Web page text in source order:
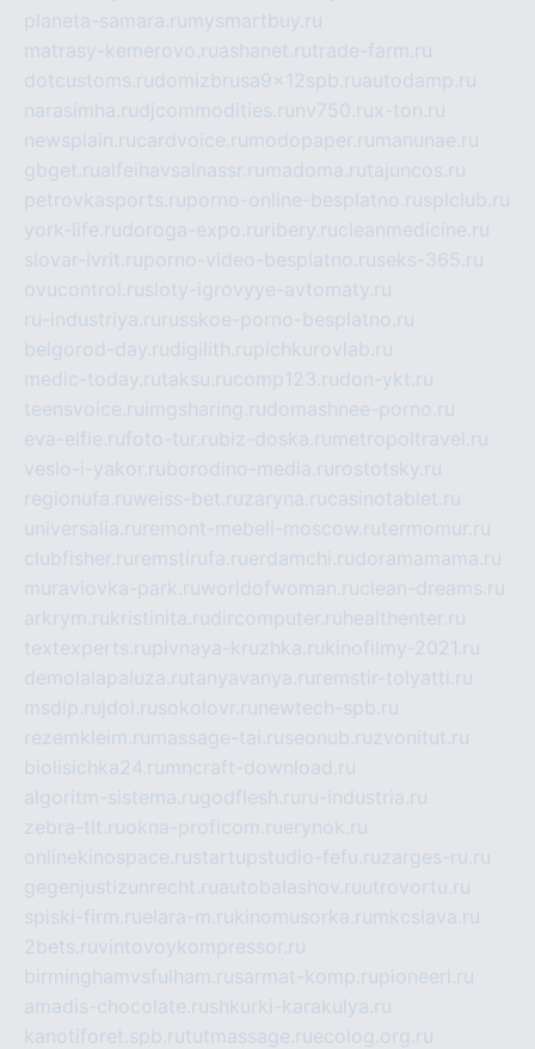
planeta-samara.ru mysmartbuy.ru
matrasy-kemerovo.ruashanet.rutrade-farm.ru
dotcustoms.rudomizbrusa9x12spb.ruautodamp.ru
narasimha.rudjcommodities.ru nv750.rux-ton.ru
newsplain.rucardvoice.ru modopaper.ru manunae.ru
gbget.rualfeihavsalnassr.ru madoma.rutajuncos.ru
petrovkasports.ruporno-online-besplatno.rusplclub.ru
york-life.rudoroga-expo.ru ribery.rucleanmedicine.ru
slovar-ivrit.ruporno-video-besplatno.ruseks-365.ru
ovucontrol.rusloty-igrovyye-avtomaty.ru
ru-industriya.ru russkoe-porno-besplatno.ru
belgorod-day.rudigilith.rupichkurovlab.ru
medic-today.rutaksu.rucomp123.rudon-ykt.ru
teensvoice.ru imgsharing.rudomashnee-porno.ru
eva-elfie.rufoto-tur.rubiz-doska.ru metropoltravel.ru
veslo-i-yakor.ruborodino-media.ru rostotsky.ru
regionufa.ruweiss-bet.ruzaryna.rucasinotablet.ru
universalia.ru remont-mebeli-moscow.rutermomur.ru
clubfisher.ru remstirufa.ruerdamchi.rudoramamama.ru
muraviovka-park.ruworldofwoman.ruclean-dreams.ru
arkrym.rukristinita.rudircomputer.ru healthenter.ru
textexperts.rupivnaya-kruzhka.rukinofilmy-2021.ru
demolalapaluza.rutanyavanya.ru remstir-tolyatti.ru
msdip.ru jdol.rusokolovr.ru newtech-spb.ru
rezemkleim.ru massage-tai.ruseonub.ruzvonitut.ru
biolisichka24.ru mncraft-download.ru
algoritm-sistema.rugodflesh.ru ru-industria.ru
zebra-tlt.ruokna-proficom.ruerynok.ru
onlinekinospace.rustartupstudio-fefu.ruzarges-ru.ru
gegenjustizunrecht.ruautobalashov.ruutrovortu.ru
spiski-firm.ruelara-m.rukinomusorka.ru mkcslava.ru
2bets.ruvintovoykompressor.ru
birminghamvsfulham.rusarmat-komp.rupioneeri.ru
amadis-chocolate.rushkurki-karakulya.ru
kanotiforet.spb.rututmassage.ruecolog.org.ru